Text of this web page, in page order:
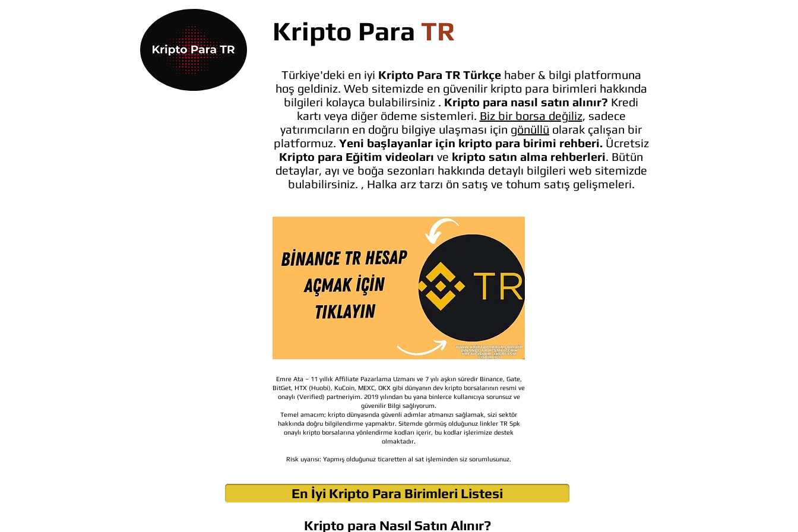
Kripto Para TR
Türkiye'deki en iyi Kripto Para TR Türkçe haber & bilgi platformuna
hoş geldiniz. Web sitemizde en güvenilir kripto para birimleri hakkında
bilgileri kolayca bulabilirsiniz . Kripto para nasıl satın alınır? Kredi
kartı veya diğer ödeme sistemleri. Biz bir borsa değiliz, sadece
yatırımcıların en doğru bilgiye ulaşması için gönüllü olarak çalışan bir
platformuz. Yeni başlayanlar için kripto para birimi rehberi. Ücretsiz
Kripto para Eğitim videoları ve kripto satın alma rehberleri. Bütün
detaylar, ayı ve boğa sezonları hakkında detaylı bilgileri web sitemizde
bulabilirsiniz. , Halka arz tarzı ön satış ve tohum satış gelişmeleri.
Emre Ata – 11 yıllık Affiliate Pazarlama Uzmanı ve 7 yılı aşkın süredir Binance, Gate,
BitGet, HTX (Huobi), KuCoin, MEXC, OKX gibi dünyanın dev kripto borsalarının resmi ve
onaylı (Verified) partneriyim. 2019 yılından bu yana binlerce kullanıcıya sorunsuz ve
güvenilir Bilgi sağlıyorum.
Temel amacım; kripto dünyasında güvenli adımlar atmanızı sağlamak, sizi sektör
hakkında doğru bilgilendirme yapmaktır. Sitemde görmüş olduğunuz linkler TR Spk
onaylı kripto borsalarına yönlendirme kodları içerir, bu kodlar işlerimize destek
olmaktadır.
Risk uyarısı: Yapmış olduğunuz ticaretten al sat işleminden siz sorumlusunuz.
En İyi Kripto Para Birimleri Listesi
Kripto para Nasıl Satın Alınır?